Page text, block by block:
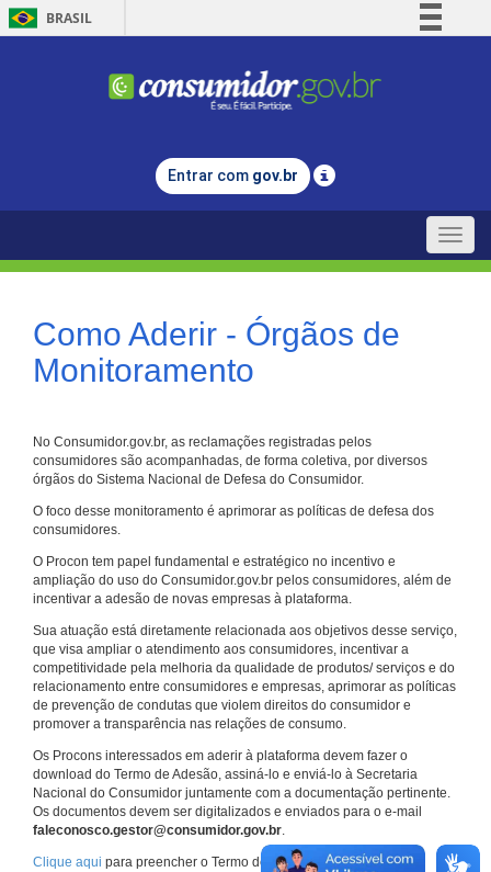
BRASIL
Comunica BR
Legislação
Entrar com gov.br
Toggle
Como Aderir - Órgãos de
Monitoramento
No Consumidor.gov.br, as reclamações registradas pelos
consumidores são acompanhadas, de forma coletiva, por diversos
órgãos do Sistema Nacional de Defesa do Consumidor.
O foco desse monitoramento é aprimorar as políticas de defesa dos
consumidores.
O Procon tem papel fundamental e estratégico no incentivo e
ampliação do uso do Consumidor.gov.br pelos consumidores, além de
incentivar a adesão de novas empresas à plataforma.
Sua atuação está diretamente relacionada aos objetivos desse serviço,
que visa ampliar o atendimento aos consumidores, incentivar a
competitividade pela melhoria da qualidade de produtos/ serviços e do
relacionamento entre consumidores e empresas, aprimorar as políticas
de prevenção de condutas que violem direitos do consumidor e
promover a transparência nas relações de consumo.
Os Procons interessados em aderir à plataforma devem fazer o
download do Termo de Adesão, assiná-lo e enviá-lo à Secretaria
Nacional do Consumidor juntamente com a documentação pertinente.
Os documentos devem ser digitalizados e enviados para o e-mail
faleconosco.gestor@consumidor.gov.br.
Clique aqui para preencher o Termo de Adesão.